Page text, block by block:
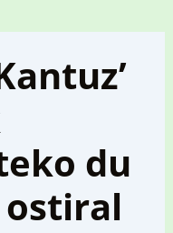
du